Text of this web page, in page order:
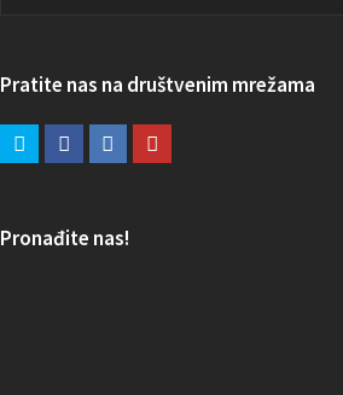
Pratite nas na društvenim mrežama
Pronađite nas!